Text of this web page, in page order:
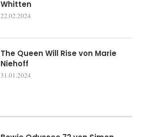
Whitten
22.02.2024
The Queen Will Rise von Marie
Niehoff
31.01.2024